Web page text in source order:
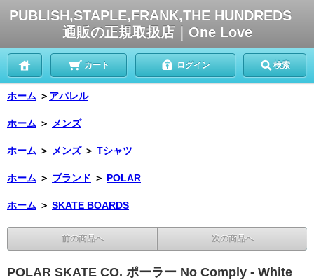
PUBLISH,STAPLE,FRANK,THE HUNDREDS
通販の正規取扱店｜One Love
カート ログイン 検索
ホーム ＞ アパレル
ホーム ＞ メンズ
ホーム ＞ メンズ ＞ Tシャツ
ホーム ＞ ブランド ＞ POLAR
ホーム ＞ SKATE BOARDS
前の商品へ 次の商品へ
POLAR SKATE CO. ポーラー No Comply - White